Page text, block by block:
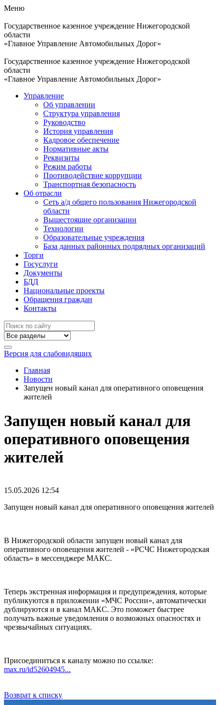
Меню
Государственное казенное учреждение Нижегородской
области
«Главное Управление Автомобильных Дорог»
Государственное казенное учреждение Нижегородской
области
«Главное Управление Автомобильных Дорог»
Управление
Об управлении
Структура управления
Руководство
История управления
Кадровое обеспечение
Нормативные акты
Реквизиты
Режим работы
Противодействие коррупции
Транспортная безопасность
Об отрасли
Сеть а/д общего пользования Нижегородской
области
Вышестоящие организации
Технологии
Образовательные учреждения
База данных районных подрядных организаций
Торги
Госуслуги
Документы
БДД
Национальные проекты
Обращения граждан
Контакты
Версия для слабовидящих
Главная
Новости
Запущен новый канал для оперативного оповещения
жителей
Запущен новый канал для
оперативного оповещения
жителей
15.05.2026 12:54
Запущен новый канал для оперативного оповещения жителей
В Нижегородской области запущен новый канал для
оперативного оповещения жителей - «РСЧС Нижегородская
область» в мессенджере МАКС.
Теперь экстренная информация и предупреждения, которые
публикуются в приложении «МЧС России», автоматически
дублируются и в канал МАКС. Это поможет быстрее
получать важные уведомления о возможных опасностях и
чрезвычайных ситуациях.
Присоединиться к каналу можно по ссылке:
max.ru/id52604945...
Возврат к списку